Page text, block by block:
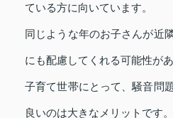
ている方に向いています。
同じような年のお子さんが近
にも配慮してくれる可能性があ
子育て世帯にとって、騒音問
良いのは大きなメリットです。